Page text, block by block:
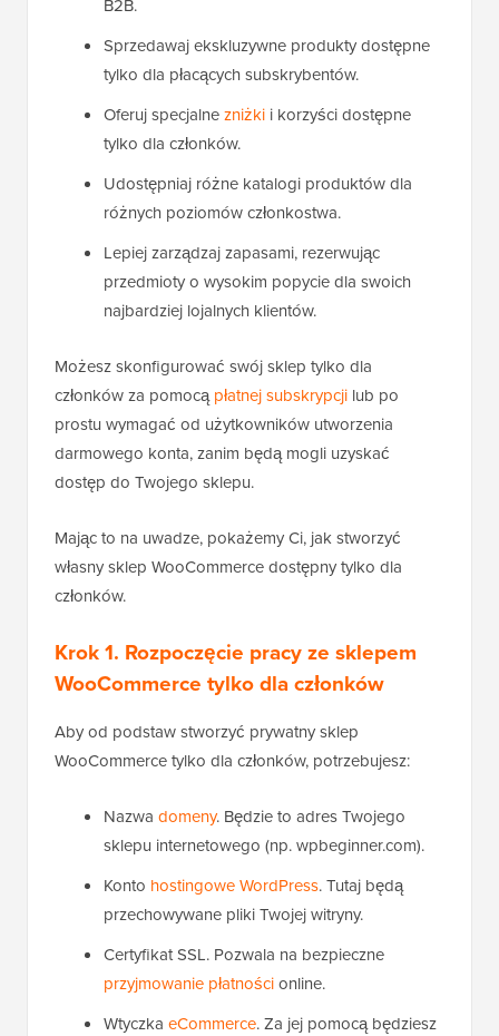
B2B.
Sprzedawaj ekskluzywne produkty dostępne
tylko dla płacących subskrybentów.
Oferuj specjalnezniżki i korzyści dostępne
tylko dla członków.
Udostępniaj różne katalogi produktów dla
różnych poziomów członkostwa.
Lepiej zarządzaj zapasami, rezerwując
przedmioty o wysokim popycie dla swoich
najbardziej lojalnych klientów.
Możesz skonfigurować swój sklep tylko dla
członków za pomocąpłatnej subskrypcji lub po
prostu wymagać od użytkowników utworzenia
darmowego konta, zanim będą mogli uzyskać
dostęp do Twojego sklepu.
Mając to na uwadze, pokażemy Ci, jak stworzyć
własny sklep WooCommerce dostępny tylko dla
członków.
Krok 1. Rozpoczęcie pracy ze sklepem
WooCommerce tylko dla członków
Aby od podstaw stworzyć prywatny sklep
WooCommerce tylko dla członków, potrzebujesz:
Nazwa domeny. Będzie to adres Twojego
sklepu internetowego (np. wpbeginner.com).
Konto hostingowe WordPress. Tutaj będą
przechowywane pliki Twojej witryny.
Certyfikat SSL. Pozwala na bezpieczne
przyjmowanie płatnościonline.
Wtyczka eCommerce. Za jej pomocą będziesz